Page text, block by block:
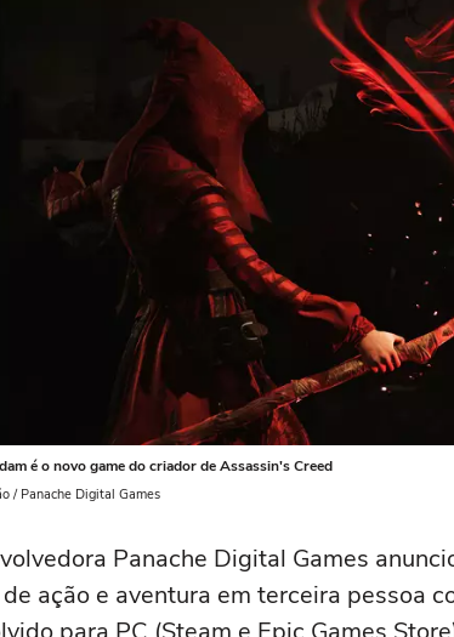
é o novo game do criador de Assassin's Creed
/ Panache Digital Games
Panache Digital Games
ação e aventura em terceira pessoa